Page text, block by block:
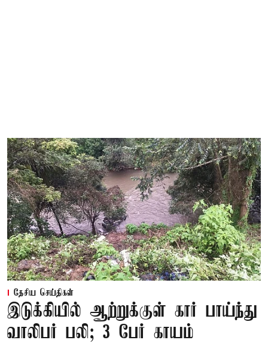
தேசிய செய்திகள்
இடுக்கியில் ஆற்றுக்குள் கார் பாய்ந்து
வாலிபர் பலி; 3 பேர் காயம்